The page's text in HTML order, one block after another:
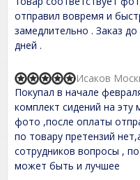
d
5
,
t
o
f
5
отправил вовремя и
замедлительно . Заказ
дней .
R
a
t
d
5
,
0
o
Покупал в начале
комплект сидений на эту
фото ,после оплаты
по товару претензий
сотрудников вопросы ,
может быть и лучшее
Исаков